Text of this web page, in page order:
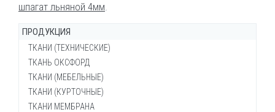
шпагат льняной 4мм.
ПРОДУКЦИЯ
ТКАНИ (ТЕХНИЧЕСКИЕ)
Брезент ОП (огнеупорный)
Брезент ВО (водостойкий)
Брезент суровый
Ткань Канвас (брезент сумочный)
ТКАНЬ ОКСФОРД
Ткань Оксфорд 200-210d
Ткань Оксфорд 210d КМФ
Ткань Оксфорд 240d
ТКАНИ (МЕБЕЛЬНЫЕ)
Войлок мебельный
Ворсовое полотно Велютин
ТКАНИ (КУРТОЧНЫЕ)
Ткань Амур универсальная
ТКАНИ МЕМБРАНА